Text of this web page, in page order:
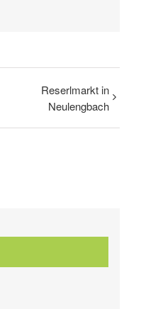
Reserlmarkt in
Neulengbach